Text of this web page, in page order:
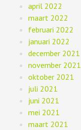
april 2022
maart 2022
februari 2022
januari 2022
december 2021
november 2021
oktober 2021
juli 2021
juni 2021
mei 2021
maart 2021